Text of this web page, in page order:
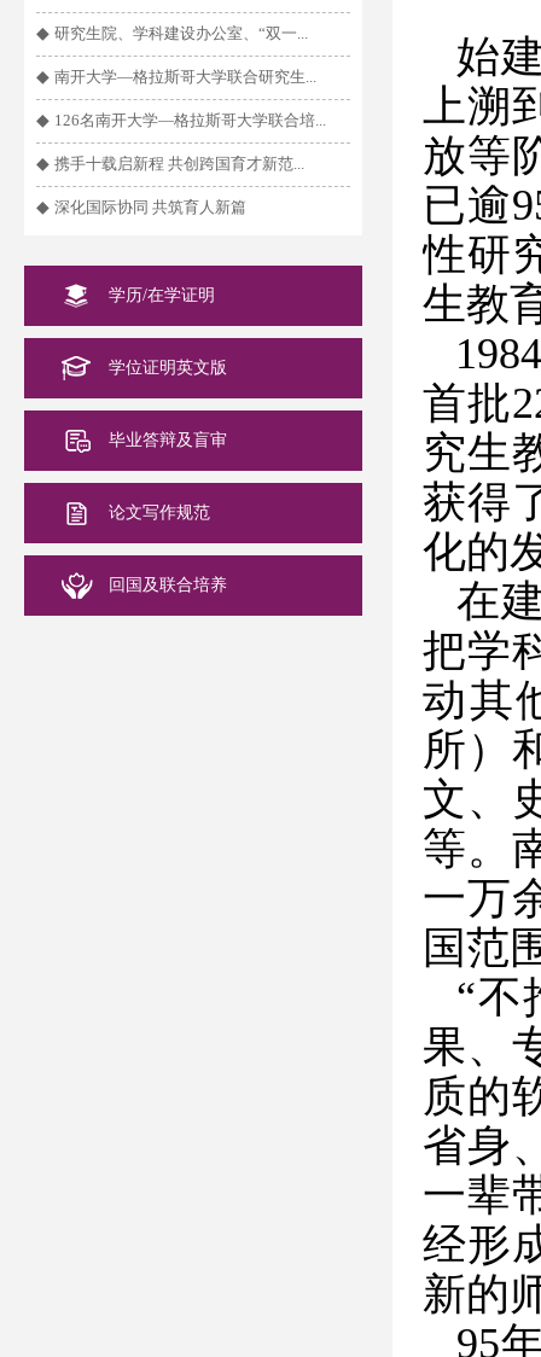
◆ 研究生院、学科建设办公室、“双一...
◆ 南开大学—格拉斯哥大学联合研究生...
◆ 126名南开大学—格拉斯哥大学联合培...
◆ 携手十载启新程 共创跨国育才新范...
◆ 深化国际协同 共筑育人新篇
学历/在学证明
学位证明英文版
毕业答辩及盲审
论文写作规范
回国及联合培养
始
上溯
放等
已逾
性研
生教
首批
究生
获得
化的
在
把学
动其
所）
文、
等。
一万
国范
“不
果、
质的
省身
一辈
经形
新的
95